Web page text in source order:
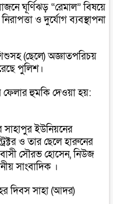
ঘূর্ণিঝড় “রেমাল” বিষয়ে
ও দুর্যোগ ব্যবস্থাপনা
(ছেলে) অজ্ঞাতপরিচয়
পুলিশ।
ফেলার হুমকি দেওয়া হয়:
সাহাপুর ইউনিয়নের
ও তার ছেলে হারুনের
সৌরভ হোসেন, নিউজ
সাংবাদিক ।
দিবস সাহা (আদর)